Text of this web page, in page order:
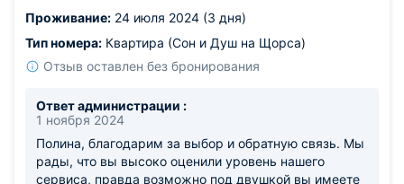
Проживание: 24 июля 2024 (3 дня)
Тип номера: Квартира (Сон и Душ на Щорса)
Отзыв оставлен без бронирования
Ответ администрации :
1 ноября 2024
Полина, благодарим за выбор и обратную связь. Мы
рады, что вы высоко оценили уровень нашего
сервиса, правда возможно под двушкой вы имеете